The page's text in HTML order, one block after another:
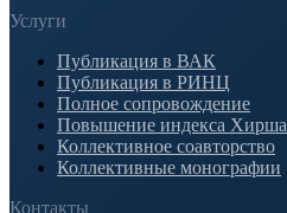
Услуги
Публикация в ВАК
Публикация в РИНЦ
Полное сопровождение
Повышение индекса Хирша
Коллективное соавторство
Коллективные монографии
Контакты